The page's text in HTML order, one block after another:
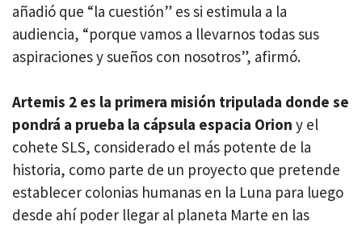
añadió que “la cuestión” es si estimula a la
audiencia, “porque vamos a llevarnos todas sus
aspiraciones y sueños con nosotros”, afirmó.
Artemis 2 es la primera misión tripulada donde se
pondrá a prueba la cápsula espacia Orion y el
cohete SLS, considerado el más potente de la
historia, como parte de un proyecto que pretende
establecer colonias humanas en la Luna para luego
desde ahí poder llegar al planeta Marte en las